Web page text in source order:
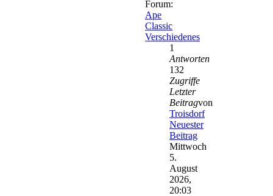
Forum:
Ape
Classic
Verschiedenes
1
Antworten
132
Zugriffe
Letzter
Beitragvon
Troisdorf
Neuester
Beitrag
Mittwoch
5.
August
2026,
20:03